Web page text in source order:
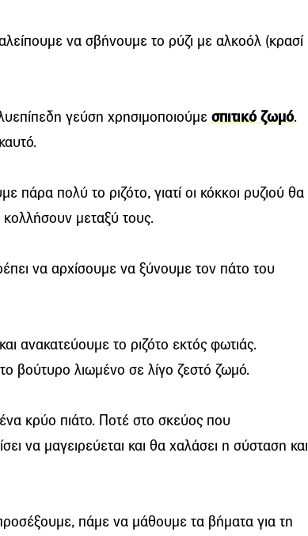
να σβήνουμε το ρύζι με αλκοόλ (κρασί
γεύση χρησιμοποιούμε σπιτικό ζωμό.
πάρα πολύ το ριζότο, γιατί οι κόκκοι ρυζιού θα
μεταξύ τους.
να αρχίσουμε να ξύνουμε τον πάτο του
ανακατεύουμε το ριζότο εκτός φωτιάς.
βούτυρο λιωμένο σε λίγο ζεστό ζωμό.
κρύο πιάτο. Ποτέ στο σκεύος που
να μαγειρεύεται και θα χαλάσει η σύσταση και
πάμε να μάθουμε τα βήματα για τη